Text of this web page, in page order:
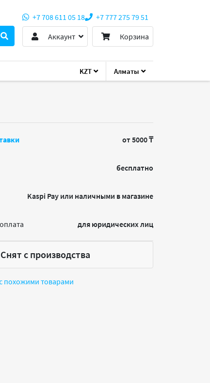
KZT Алматы
+7 708 611 05 18
+7 777 275 79 51
Аккаунт
Корзина
от 5000 ₸
бесплатно
Kaspi Pay или наличными в магазине
для юридических лиц
Снят с производства
похожими товарами